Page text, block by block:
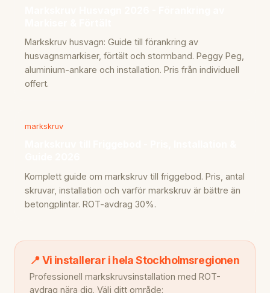
Markskruv husvagn: Guide till förankring av
husvagnsmarkiser, förtält och stormband. Peggy Peg,
aluminium-ankare och installation. Pris från individuell
offert.
markskruv
Komplett guide om markskruv till friggebod. Pris, antal
skruvar, installation och varför markskruv är bättre än
betongplintar. ROT-avdrag 30%.
📍 Vi installerar i hela Stockholmsregionen
Professionell markskruvsinstallation med ROT-
avdrag nära dig. Välj ditt område: